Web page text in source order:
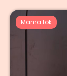
Mama tok